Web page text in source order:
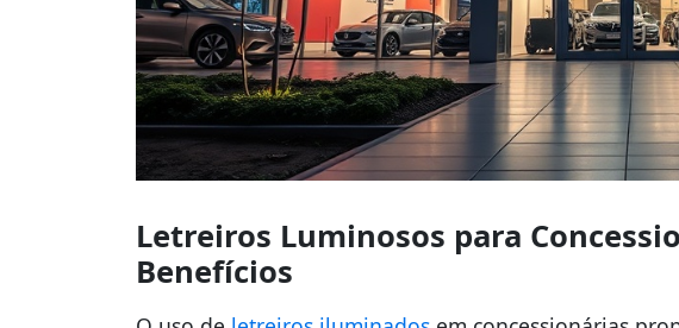
Letreiros Luminosos para
Benefícios